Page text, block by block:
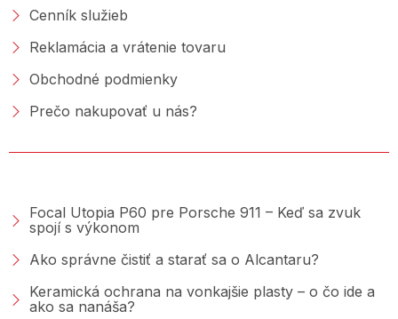
Cenník služieb
Reklamácia a vrátenie tovaru
Obchodné podmienky
Prečo nakupovať u nás?
Focal Utopia P60 pre Porsche 911 – Keď sa zvuk
spojí s výkonom
Ako správne čistiť a starať sa o Alcantaru?
Keramická ochrana na vonkajšie plasty – o čo ide a
ako sa nanáša?